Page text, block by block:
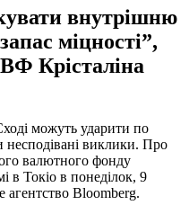
внутрішню
міцності”,
Крісталіна
можуть ударити по
несподівані виклики. Про
валютного фонду
в Токіо в понеділок, 9
агентство Bloomberg.